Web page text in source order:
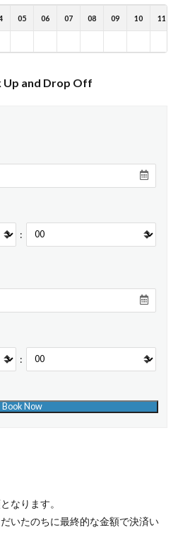
05 06 07 08 09 10 11
Up and Drop Off
:
:
なります。
いたのちに最終的な金額で決済い